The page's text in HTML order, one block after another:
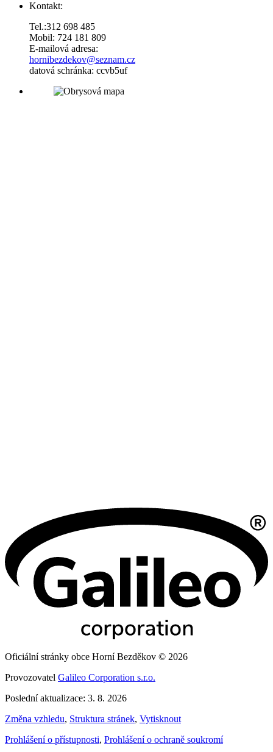
Kontakt:
Tel.:312 698 485
Mobil: 724 181 809
E-mailová adresa:
hornibezdekov@seznam.cz
datová schránka: ccvb5uf
Oficiální stránky obce Horní Bezděkov © 2026
Provozovatel Galileo Corporation s.r.o.
Poslední aktualizace: 3. 8. 2026
Změna vzhledu, Struktura stránek, Vytisknout
Prohlášení o přístupnosti, Prohlášení o ochraně soukromí